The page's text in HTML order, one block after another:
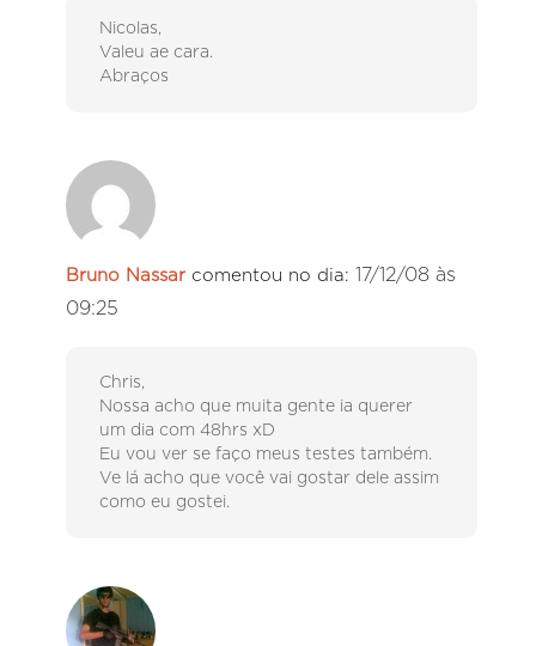
Nicolas,
Valeu ae cara.
Abraços
Bruno Nassar comentou no dia: 17/12/08 às
09:25
Chris,
Nossa acho que muita gente ia querer
um dia com 48hrs xD
Eu vou ver se faço meus testes também.
Ve lá acho que você vai gostar dele assim
como eu gostei.